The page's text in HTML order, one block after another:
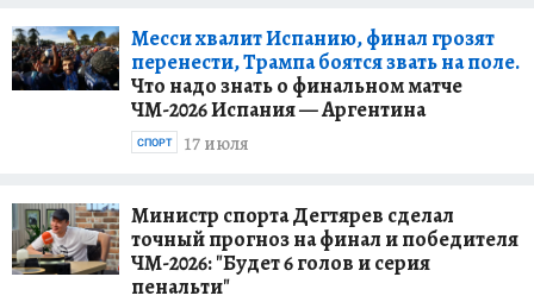
Месси хвалит Испанию, финал грозят
перенести, Трампа боятся звать на поле.
Что надо знать о финальном матче
ЧМ-2026 Испания — Аргентина
17 июля
СПОРТ
Министр спорта Дегтярев сделал
точный прогноз на финал и победителя
ЧМ-2026: "Будет 6 голов и серия
пенальти"